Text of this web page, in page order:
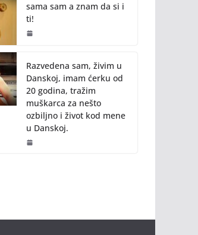
sama sam a znam da si i
ti!
Razvedena sam, živim u
Danskoj, imam ćerku od
20 godina, tražim
muškarca za nešto
ozbiljno i život kod mene
u Danskoj.